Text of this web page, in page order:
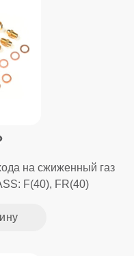
на сжиженный газ
F(40), FR(40)